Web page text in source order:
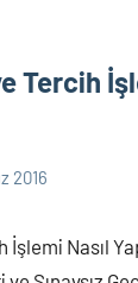
Tercih
2016
Nasıl